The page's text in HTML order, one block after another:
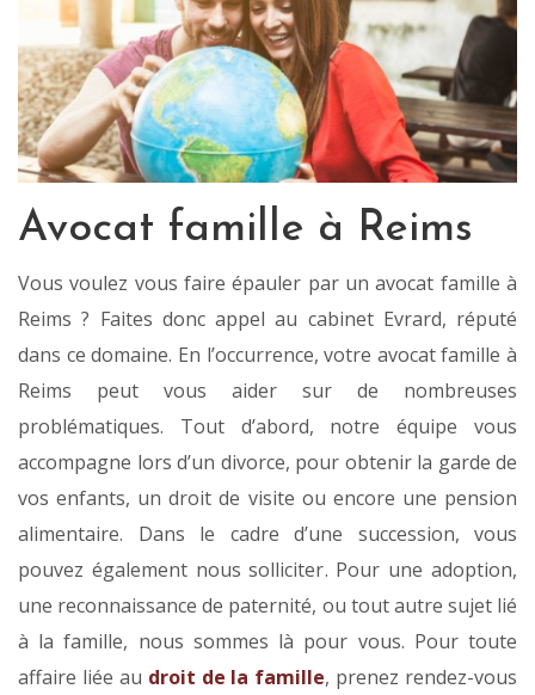
Avocat famille à Reims
Vous voulez vous faire épauler par un avocat famille à
Reims ? Faites donc appel au cabinet Evrard, réputé
dans ce domaine. En l’occurrence, votre avocat famille à
Reims peut vous aider sur de nombreuses
problématiques. Tout d’abord, notre équipe vous
accompagne lors d’un divorce, pour obtenir la garde de
vos enfants, un droit de visite ou encore une pension
alimentaire. Dans le cadre d’une succession, vous
pouvez également nous solliciter. Pour une adoption,
une reconnaissance de paternité, ou tout autre sujet lié
à la famille, nous sommes là pour vous. Pour toute
affaire liée au droit de la famille, prenez rendez-vous